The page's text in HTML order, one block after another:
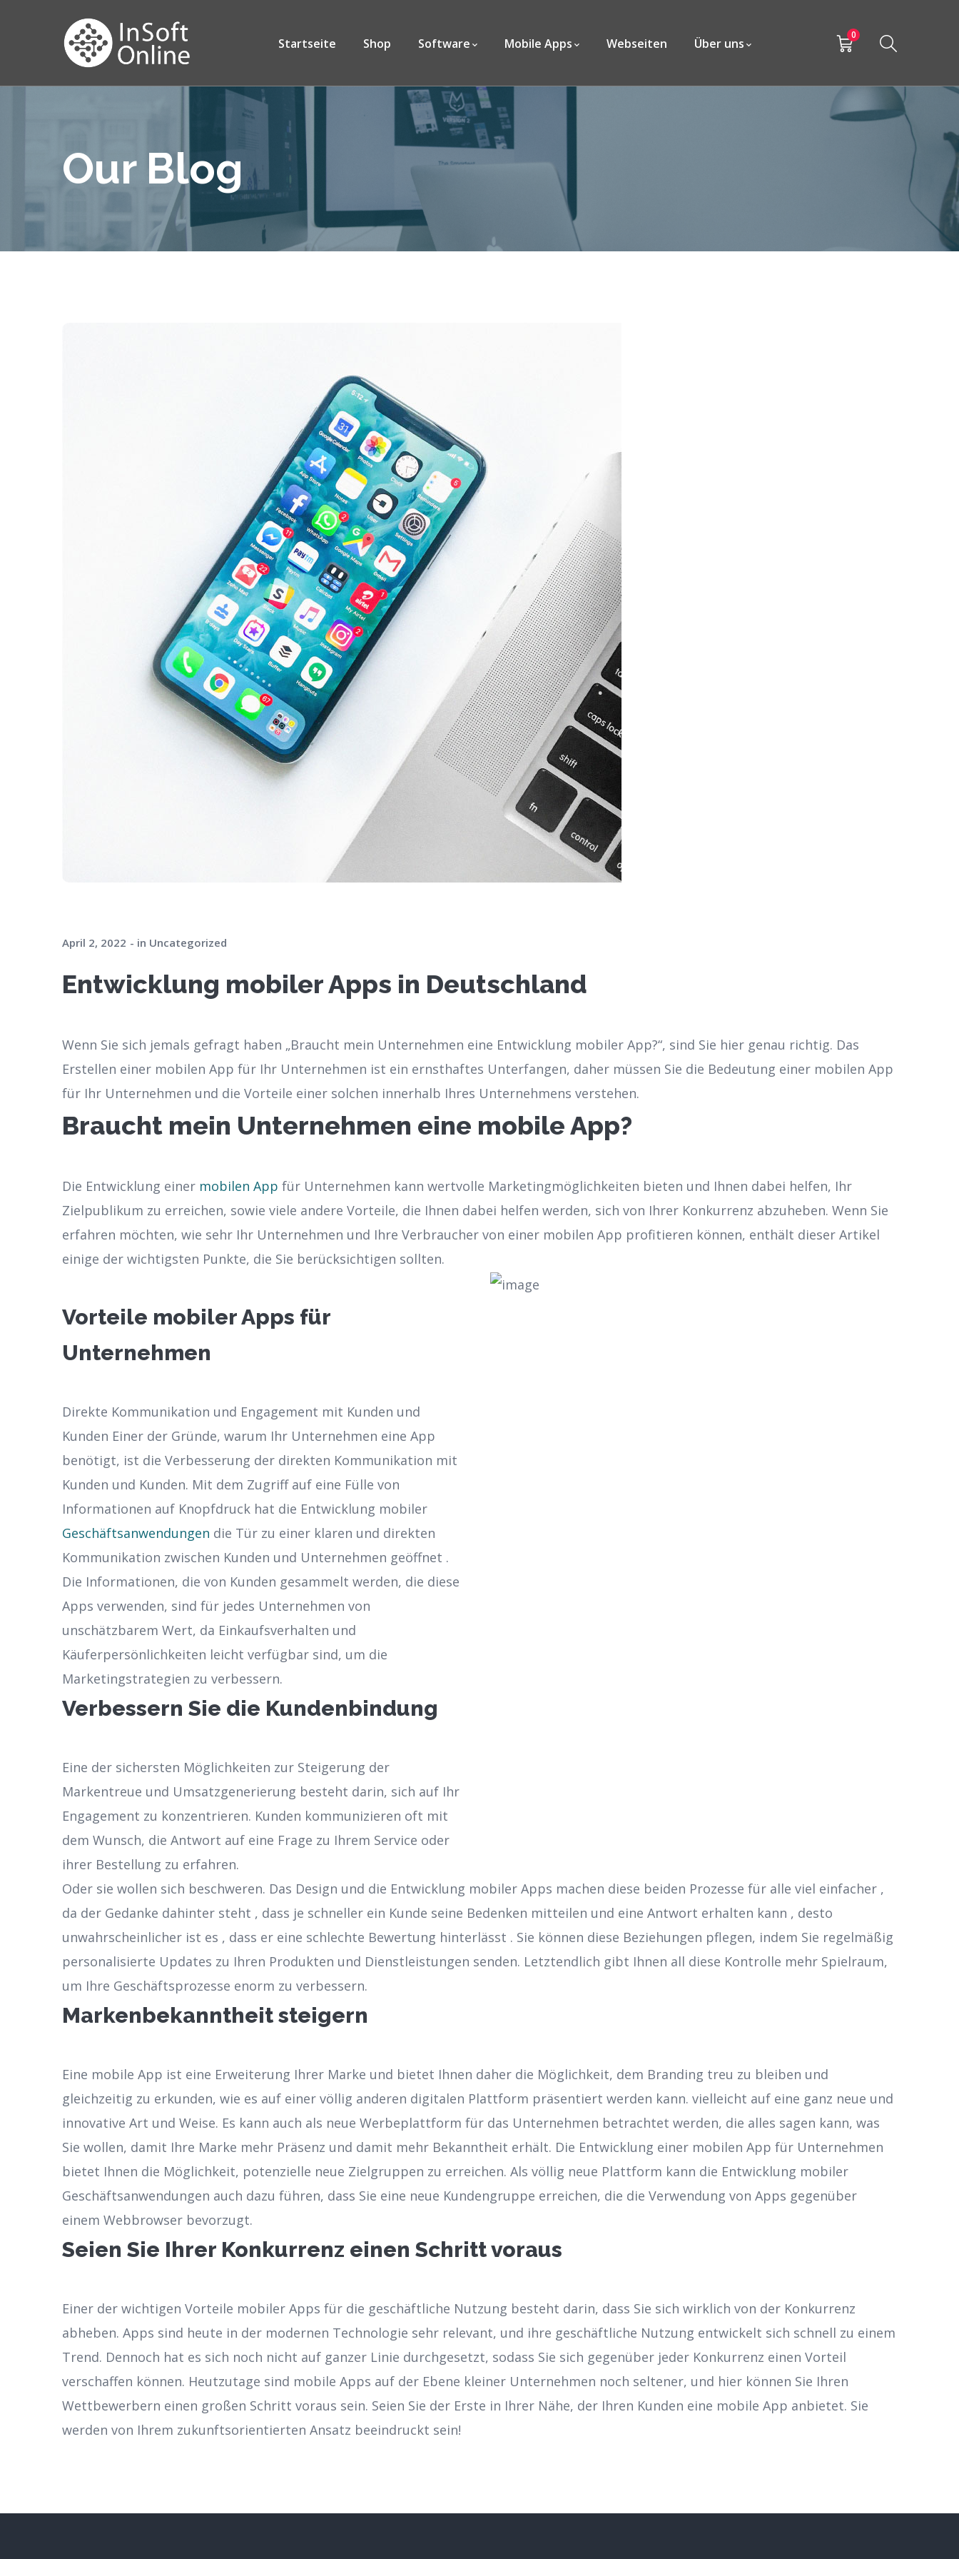
Startseite Shop Software Mobile Apps Webseiten Über uns
0
Our Blog
April 2, 2022 in Uncategorized
Entwicklung mobiler Apps in Deutschland
Wenn Sie sich jemals gefragt haben „Braucht mein Unternehmen eine Entwicklung mobiler App?“, sind Sie hier genau richtig. Das
Erstellen einer mobilen App für Ihr Unternehmen ist ein ernsthaftes Unterfangen, daher müssen Sie die Bedeutung einer mobilen App
für Ihr Unternehmen und die Vorteile einer solchen innerhalb Ihres Unternehmens verstehen.
Braucht mein Unternehmen eine mobile App?
Die Entwicklung einer mobilen App für Unternehmen kann wertvolle Marketingmöglichkeiten bieten und Ihnen dabei helfen, Ihr
Zielpublikum zu erreichen, sowie viele andere Vorteile, die Ihnen dabei helfen werden, sich von Ihrer Konkurrenz abzuheben. Wenn Sie
erfahren möchten, wie sehr Ihr Unternehmen und Ihre Verbraucher von einer mobilen App profitieren können, enthält dieser Artikel
einige der wichtigsten Punkte, die Sie berücksichtigen sollten.
Vorteile mobiler Apps für
Unternehmen
Direkte Kommunikation und Engagement mit Kunden und
Kunden Einer der Gründe, warum Ihr Unternehmen eine App
benötigt, ist die Verbesserung der direkten Kommunikation mit
Kunden und Kunden. Mit dem Zugriff auf eine Fülle von
Informationen auf Knopfdruck hat die Entwicklung mobiler
Geschäftsanwendungen die Tür zu einer klaren und direkten
Kommunikation zwischen Kunden und Unternehmen geöffnet .
Die Informationen, die von Kunden gesammelt werden, die diese
Apps verwenden, sind für jedes Unternehmen von
unschätzbarem Wert, da Einkaufsverhalten und
Käuferpersönlichkeiten leicht verfügbar sind, um die
Marketingstrategien zu verbessern.
Verbessern Sie die Kundenbindung
Eine der sichersten Möglichkeiten zur Steigerung der
Markentreue und Umsatzgenerierung besteht darin, sich auf Ihr
Engagement zu konzentrieren. Kunden kommunizieren oft mit
dem Wunsch, die Antwort auf eine Frage zu Ihrem Service oder
ihrer Bestellung zu erfahren.
Oder sie wollen sich beschweren. Das Design und die Entwicklung mobiler Apps machen diese beiden Prozesse für alle viel einfacher ,
da der Gedanke dahinter steht , dass je schneller ein Kunde seine Bedenken mitteilen und eine Antwort erhalten kann , desto
unwahrscheinlicher ist es , dass er eine schlechte Bewertung hinterlässt . Sie können diese Beziehungen pflegen, indem Sie regelmäßig
personalisierte Updates zu Ihren Produkten und Dienstleistungen senden. Letztendlich gibt Ihnen all diese Kontrolle mehr Spielraum,
um Ihre Geschäftsprozesse enorm zu verbessern.
Markenbekanntheit steigern
Eine mobile App ist eine Erweiterung Ihrer Marke und bietet Ihnen daher die Möglichkeit, dem Branding treu zu bleiben und
gleichzeitig zu erkunden, wie es auf einer völlig anderen digitalen Plattform präsentiert werden kann. vielleicht auf eine ganz neue und
innovative Art und Weise. Es kann auch als neue Werbeplattform für das Unternehmen betrachtet werden, die alles sagen kann, was
Sie wollen, damit Ihre Marke mehr Präsenz und damit mehr Bekanntheit erhält. Die Entwicklung einer mobilen App für Unternehmen
bietet Ihnen die Möglichkeit, potenzielle neue Zielgruppen zu erreichen. Als völlig neue Plattform kann die Entwicklung mobiler
Geschäftsanwendungen auch dazu führen, dass Sie eine neue Kundengruppe erreichen, die die Verwendung von Apps gegenüber
einem Webbrowser bevorzugt.
Seien Sie Ihrer Konkurrenz einen Schritt voraus
Einer der wichtigen Vorteile mobiler Apps für die geschäftliche Nutzung besteht darin, dass Sie sich wirklich von der Konkurrenz
abheben. Apps sind heute in der modernen Technologie sehr relevant, und ihre geschäftliche Nutzung entwickelt sich schnell zu einem
Trend. Dennoch hat es sich noch nicht auf ganzer Linie durchgesetzt, sodass Sie sich gegenüber jeder Konkurrenz einen Vorteil
verschaffen können. Heutzutage sind mobile Apps auf der Ebene kleiner Unternehmen noch seltener, und hier können Sie Ihren
Wettbewerbern einen großen Schritt voraus sein. Seien Sie der Erste in Ihrer Nähe, der Ihren Kunden eine mobile App anbietet. Sie
werden von Ihrem zukunftsorientierten Ansatz beeindruckt sein!